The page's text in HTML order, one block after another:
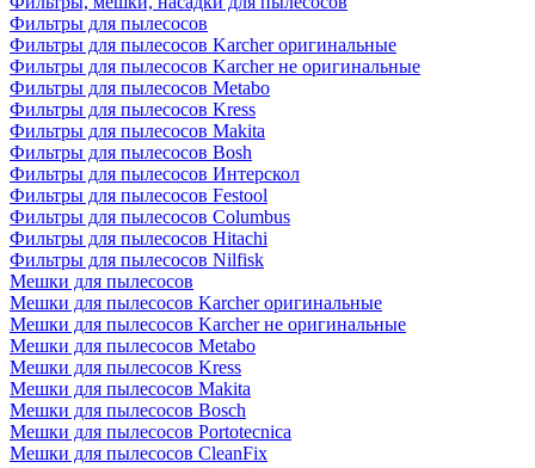
Фильтры для пылесосов
Фильтры для пылесосов Karcher оригинальные
Фильтры для пылесосов Karcher не оригинальные
Фильтры для пылесосов Metabo
Фильтры для пылесосов Kress
Фильтры для пылесосов Makita
Фильтры для пылесосов Bosh
Фильтры для пылесосов Интерскол
Фильтры для пылесосов Festool
Фильтры для пылесосов Columbus
Фильтры для пылесосов Hitachi
Фильтры для пылесосов Nilfisk
Мешки для пылесосов
Мешки для пылесосов Karcher оригинальные
Мешки для пылесосов Karcher не оригинальные
Мешки для пылесосов Metabo
Мешки для пылесосов Kress
Мешки для пылесосов Makita
Мешки для пылесосов Bosch
Мешки для пылесосов Portotecnica
Мешки для пылесосов CleanFix